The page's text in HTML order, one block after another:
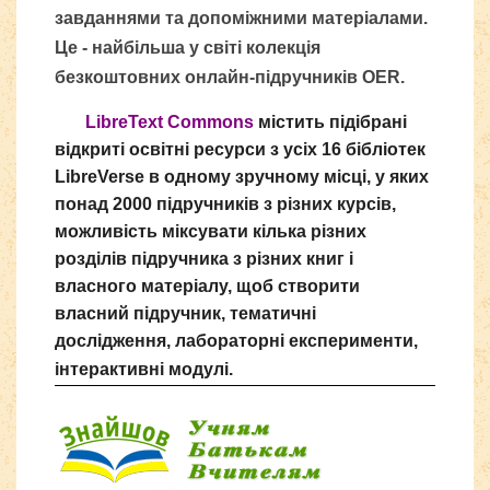
завданнями та допоміжними матеріалами.
Це - найбільша у світі колекція
безкоштовних онлайн-підручників OER.
LibreText Commons містить підібрані
відкриті освітні ресурси з усіх 16 бібліотек
LibreVerse в одному зручному місці, у яких
понад 2000 підручників з різних курсів,
можливість міксувати кілька різних
розділів підручника з різних книг і
власного матеріалу, щоб створити
власний підручник, тематичні
дослідження, лабораторні експерименти,
інтерактивні модулі.